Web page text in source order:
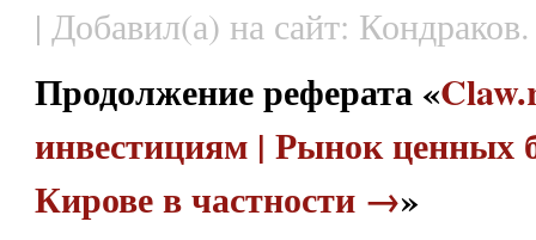
| Добавил(а) на сайт: Кондраков.
Продолжение реферата «
инвестициям | Рынок ценных
Кирове в частности →»